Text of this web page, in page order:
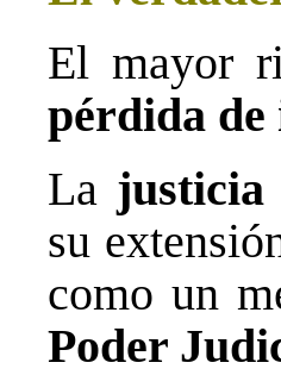
El mayor
pérdida de
La justicia
su
como un
Poder